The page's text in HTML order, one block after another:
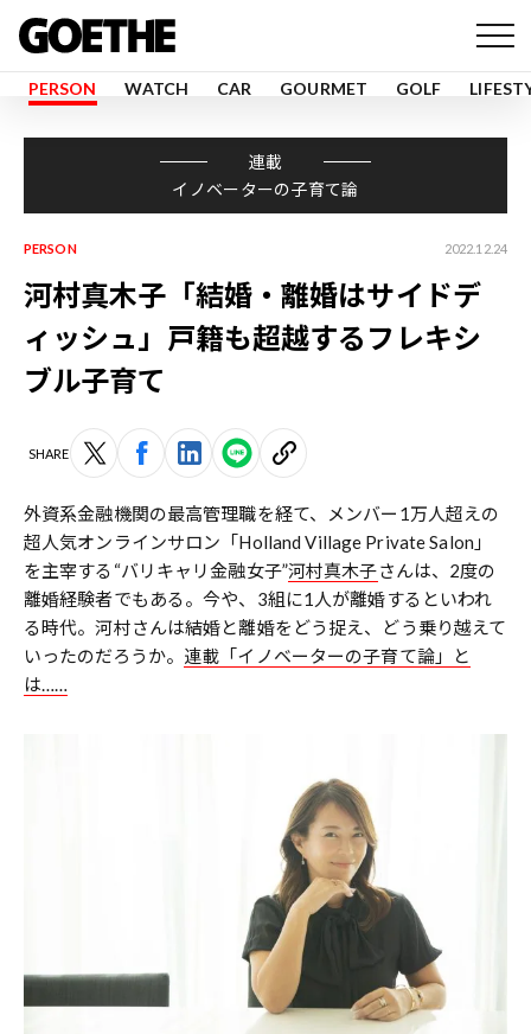
PERSON WATCH CAR GOURMET GOLF
連載
イノベーターの子育て論
PERSON 2022.12.24
河村真木子「結婚・離婚はサイドデ
ィッシュ」戸籍も超越するフレキシ
ブル子育て
SHARE
外資系金融機関の最高管理職を経て、メンバー1万人超えの
超人気オンラインサロン「Holland Village Private Salon」
を主宰する“バリキャリ金融女子”河村真木子さんは、2度の
離婚経験者でもある。今や、3組に1人が離婚するといわれ
る時代。河村さんは結婚と離婚をどう捉え、どう乗り越えて
いったのだろうか。 連載「イノベーターの子育て論」と
は……